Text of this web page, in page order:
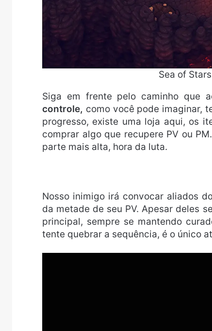
Sea of
Siga em frente pelo caminho que
controle, como você pode imaginar,
progresso, existe uma loja aqui, os
comprar algo que recupere PV ou
parte mais alta, hora da luta.
Nosso inimigo irá convocar aliados
da metade de seu PV. Apesar deles
principal, sempre se mantendo
tente quebrar a sequência, é o único